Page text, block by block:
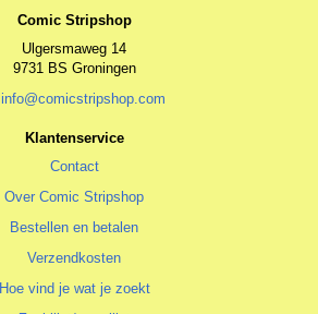
Comic Stripshop
Ulgersmaweg 14
9731 BS Groningen
info@comicstripshop.com
Klantenservice
Contact
Over Comic Stripshop
Bestellen en betalen
Verzendkosten
Hoe vind je wat je zoekt